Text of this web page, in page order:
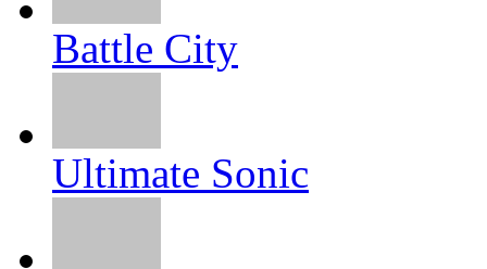
Battle City
Ultimate Sonic